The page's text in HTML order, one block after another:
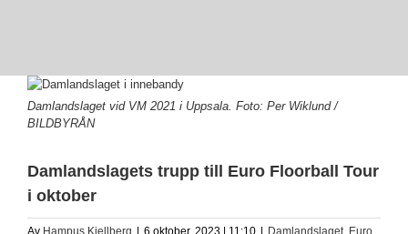
View
Larger
Image
Damlandslaget vid VM 2021 i Uppsala. Foto: Per Wiklund /
BILDBYRÅN
Damlandslagets trupp till Euro Floorball Tour
i oktober
Av Hampus Kjellberg 6 oktober, 2023 | 11:10 Damlandslaget, Euro